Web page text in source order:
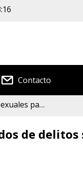
Contacto
entidades
de